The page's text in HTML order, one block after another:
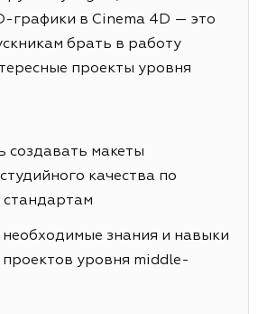
графики в Cinema 4D — это
брать в работу
проекты уровня
создавать макеты
качества по
необходимые знания и навыки
проектов уровня middle-